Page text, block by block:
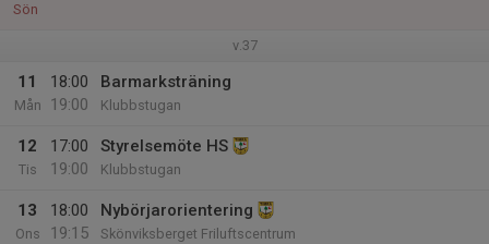
Sön
v.37
11
Mån
18:00
19:00
Barmarksträning
Klubbstugan
12
Tis
17:00
19:00
Styrelsemöte HS
Klubbstugan
13
Ons
18:00
19:15
Nybörjarorientering
Skönviksberget Friluftscentrum